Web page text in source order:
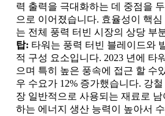
력 출력을 극대화하는 데 중점을
으로 이어졌습니다. 효율성이 핵심
는 전체 풍력 터빈 시장의 상당 부
탑: 타워는 풍력 터빈 블레이드와
적 구성 요소입니다. 2023 년에 타
으며 특히 높은 풍속에 접근 할 수
우 수요가 12% 증가했습니다. 강
장 일반적으로 사용되는 재료로
하는 에너지 생산 능력이 높아서